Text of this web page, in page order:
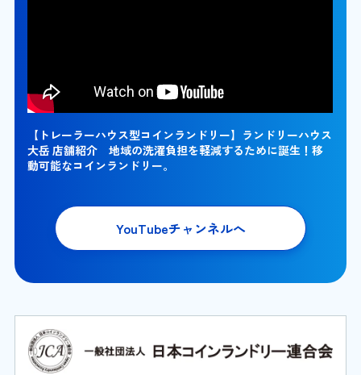
【トレーラーハウス型コインランドリー】ランドリーハウス
大岳 店舗紹介 地域の洗濯負担を軽減するために誕生！移
動可能なコインランドリー。
YouTubeチャンネルへ